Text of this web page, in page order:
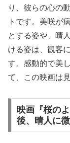
り、彼らの心の
トです。美咲が
とする姿や、晴
ける姿は、観客
す。感動的で美
て、この映画は
映画『桜の
後、晴人に